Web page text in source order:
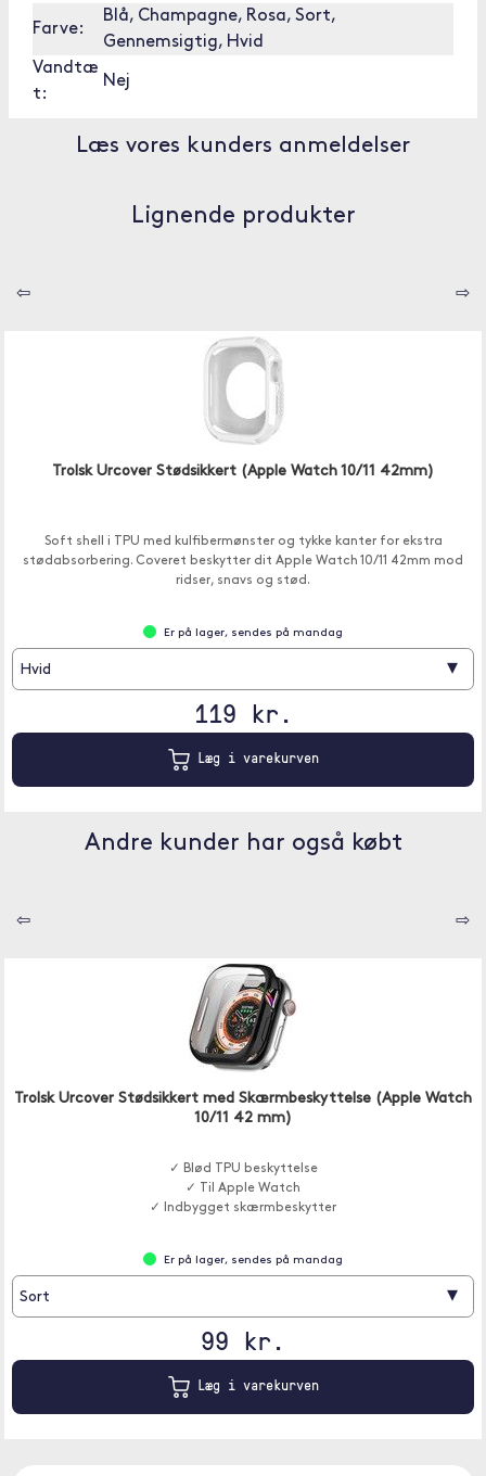
Farve:
Blå, Champagne, Rosa, Sort,
Gennemsigtig, Hvid
Vandtæ
t:
Nej
Læs vores kunders anmeldelser
Lignende produkter
⇦ ⇨
Trolsk Urcover Stødsikkert (Apple Watch 10/11 42mm)
Soft shell i TPU med kulfibermønster og tykke kanter for ekstra
stødabsorbering. Coveret beskytter dit Apple Watch 10/11 42mm mod
ridser, snavs og stød.
Er på lager, sendes på mandag
Hvid ▾
119 kr.
Læg i varekurven
Andre kunder har også købt
⇦ ⇨
Trolsk Urcover Stødsikkert med Skærmbeskyttelse (Apple Watch
10/11 42 mm)
✓ Blød TPU beskyttelse
✓ Til Apple Watch
✓ Indbygget skærmbeskytter
Er på lager, sendes på mandag
Sort ▾
99 kr.
Læg i varekurven